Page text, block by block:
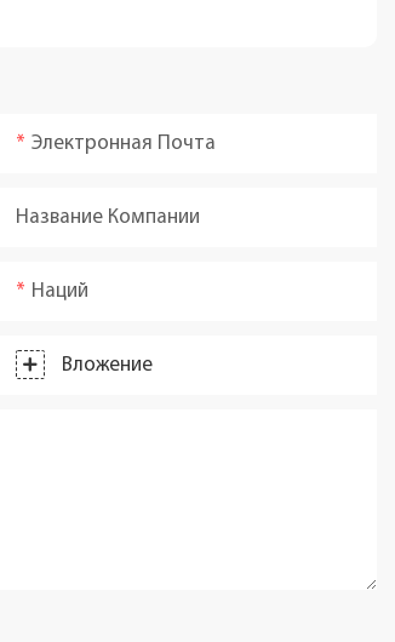
Электронная Почта
Название Компании
Наций
Вложение